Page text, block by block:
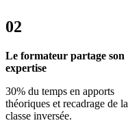
02
Le formateur partage son
expertise
30% du temps en apports
théoriques et recadrage de la
classe inversée.